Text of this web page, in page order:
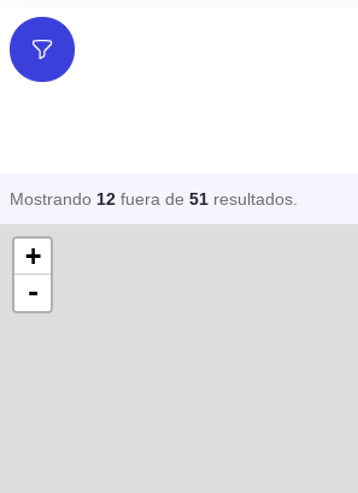
Filtros
Mostrando 12 fuera de 51 resultados
+
-